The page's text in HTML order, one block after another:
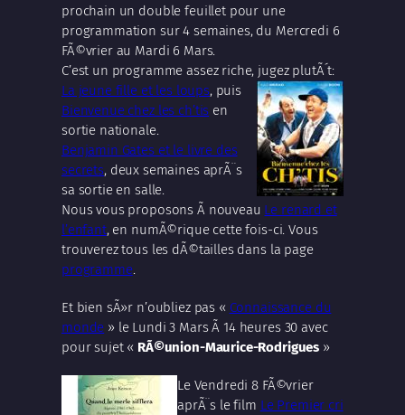
prochain un double feuillet pour une
programmation sur 4 semaines, du Mercredi 6
FÃ©vrier au Mardi 6 Mars.
C’est un programme assez riche, jugez plutÃ´t:
La jeune fille et les loups, puis
Bienvenue chez les ch’tis en
sortie nationale.
Benjamin Gates et le livre des
secrets, deux semaines aprÃ¨s
sa sortie en salle.
Nous vous proposons Ã nouveau Le renard et
l’enfant, en numÃ©rique cette fois-ci. Vous
trouverez tous les dÃ©tailles dans la page
programme.
Et bien sÃ»r n’oubliez pas « Connaissance du
monde » le Lundi 3 Mars Ã 14 heures 30 avec
pour sujet « RÃ©union-Maurice-Rodrigues »
Le Vendredi 8 FÃ©vrier
aprÃ¨s le film Le Premier cri